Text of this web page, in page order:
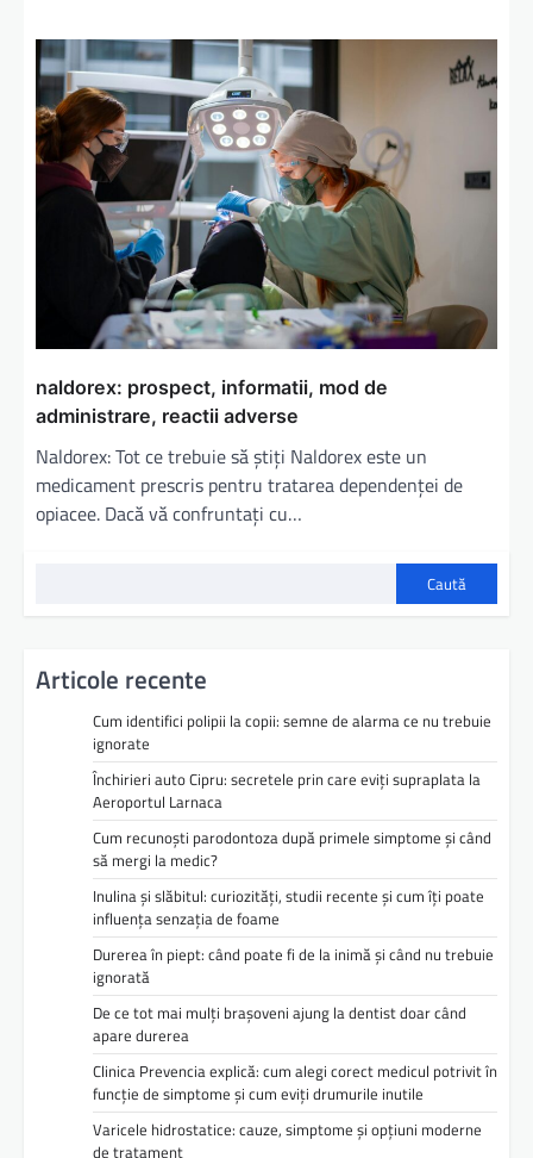
naldorex: prospect, informatii, mod de
administrare, reactii adverse
Naldorex: Tot ce trebuie să știți Naldorex este un
medicament prescris pentru tratarea dependenței de
opiacee. Dacă vă confruntați cu…
Caută
Articole recente
Cum identifici polipii la copii: semne de alarma ce nu trebuie
ignorate
Închirieri auto Cipru: secretele prin care eviți supraplata la
Aeroportul Larnaca
Cum recunoști parodontoza după primele simptome și când
să mergi la medic?
Inulina și slăbitul: curiozități, studii recente și cum îți poate
influența senzația de foame
Durerea în piept: când poate fi de la inimă și când nu trebuie
ignorată
De ce tot mai mulți brașoveni ajung la dentist doar când
apare durerea
Clinica Prevencia explică: cum alegi corect medicul potrivit în
funcție de simptome și cum eviți drumurile inutile
Varicele hidrostatice: cauze, simptome și opțiuni moderne
de tratament